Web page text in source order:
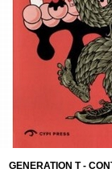
GENERATION T -